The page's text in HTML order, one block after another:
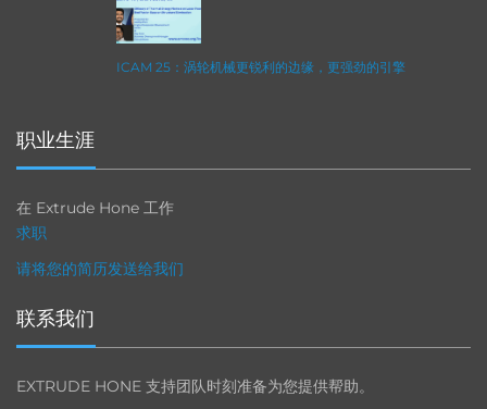
ICAM 25：涡轮机械更锐利的边缘，更强劲的引擎
职业生涯
在 Extrude Hone 工作
求职
请将您的简历发送给我们
联系我们
EXTRUDE HONE 支持团队时刻准备为您提供帮助。